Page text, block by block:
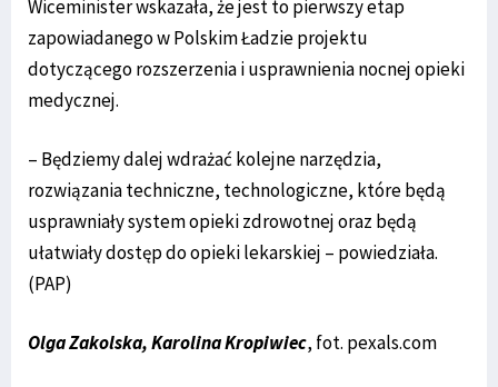
Wiceminister wskazała, że jest to pierwszy etap
zapowiadanego w Polskim Ładzie projektu
dotyczącego rozszerzenia i usprawnienia nocnej opieki
medycznej.
– Będziemy dalej wdrażać kolejne narzędzia,
rozwiązania techniczne, technologiczne, które będą
usprawniały system opieki zdrowotnej oraz będą
ułatwiały dostęp do opieki lekarskiej – powiedziała.
(PAP)
Olga Zakolska, Karolina Kropiwiec, fot. pexals.com